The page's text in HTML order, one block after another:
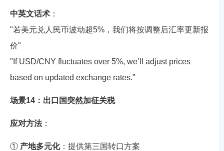
中英文话术 ：
"若美元兑人民币波动超5%，我们将按调整后汇率更新报
价"
"If USD/CNY fluctuates over 5%, we’ll adjust prices
based on updated exchange rates."
场景14：出口国突然加征关税
应对方法：
① 产地多元化：提供第三国转口方案